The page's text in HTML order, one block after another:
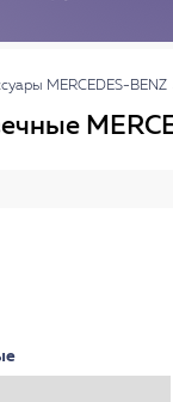
MERCEDES-BENZ